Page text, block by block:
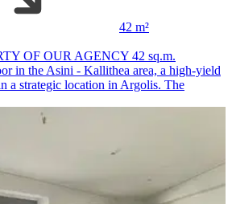
42 m²
OF OUR AGENCY 42 sq.m.
in the Asini - Kallithea area, a high-yield
a strategic location in Argolis. The